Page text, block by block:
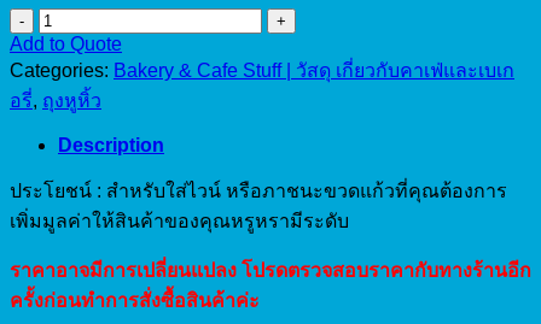
ถุง
หู
หิ้ว
ใส่
ขวด
11.5*10.35*35ซม.
quantity
Add to Quote
Categories: Bakery & Cafe Stuff | วัสดุ เกี่ยวกับคาเฟ่และเบเก
อรี่, ถุงหูหิ้ว
Description
ประโยชน์ : สำหรับใส่ไวน์ หรือภาชนะขวดแก้วที่คุณต้องการ
เพิ่มมูลค่าให้สินค้าของคุณหรูหรามีระดับ
ราคาอาจมีการเปลี่ยนแปลง โปรดตรวจสอบราคากับทางร้านอีก
ครั้งก่อนทำการสั่งซื้อสินค้าค่ะ